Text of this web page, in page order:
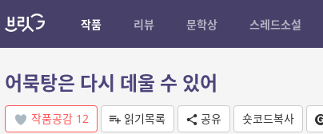
작품 리뷰 문학상 스레드소설
어묵탕은 다시 데울 수 있어
작품공감 12 읽기목록 공유 숏코드복사